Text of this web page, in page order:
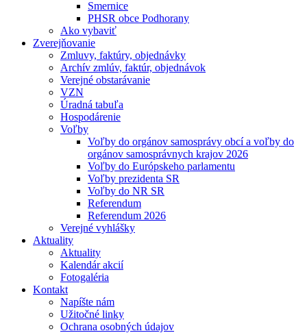
Smernice
PHSR obce Podhorany
Ako vybaviť
Zverejňovanie
Zmluvy, faktúry, objednávky
Archív zmlúv, faktúr, objednávok
Verejné obstarávanie
VZN
Úradná tabuľa
Hospodárenie
Voľby
Voľby do orgánov samosprávy obcí a voľby do
orgánov samosprávnych krajov 2026
Voľby do Európskeho parlamentu
Voľby prezidenta SR
Voľby do NR SR
Referendum
Referendum 2026
Verejné vyhlášky
Aktuality
Aktuality
Kalendár akcií
Fotogaléria
Kontakt
Napíšte nám
Užitočné linky
Ochrana osobných údajov